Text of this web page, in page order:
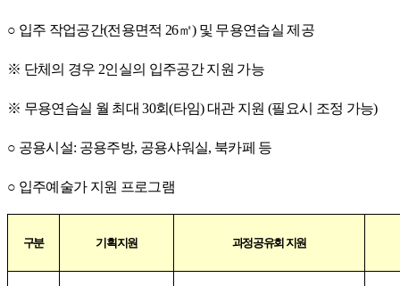
○ 입주 작업공간(전용면적 26㎡) 및 무용연습실 제공
※ 단체의 경우 2인실의 입주공간 지원 가능
※ 무용연습실 월 최대30회(타임)대관 지원(필요시 조정 가능)
○ 공용시설: 공용주방, 공용샤워실, 북카페 등
○ 입주예술가 지원 프로그램
구분 기획지원 과정공유회 지원